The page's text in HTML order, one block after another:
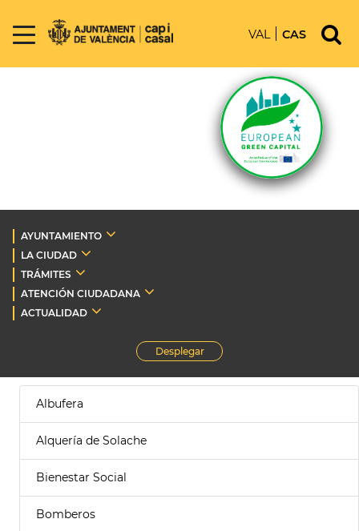
VAL CAS
AYUNTAMIENTO
LA CIUDAD
TRÁMITES
ATENCIÓN CIUDADANA
ACTUALIDAD
Desplegar
Albufera
Alquería de Solache
Bienestar Social
Bomberos